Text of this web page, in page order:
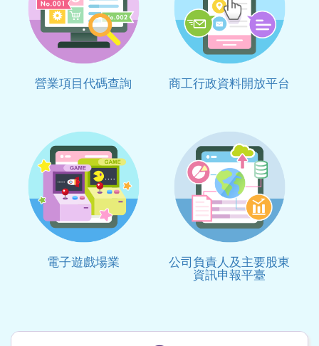
營業項目代碼查詢 商工行政資料開放平台
電子遊戲場業
公司負責人及主要股東
資訊申報平臺